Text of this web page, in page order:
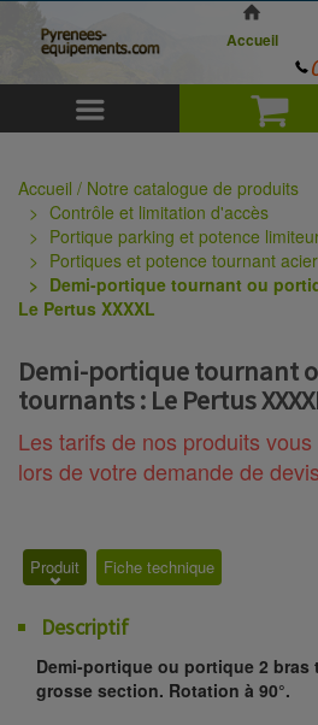
Accueil
Accueil / Notre catalogue de produits
Contrôle et limitation d'accès
Portique parking et potence
Portiques et potence tournant
Demi-portique tournant ou
Le Pertus XXXXL
Demi-portique tournant
tournants : Le Pertus
Les tarifs de nos produits
lors de votre demande de
Produit Fiche technique
Descriptif
Demi-portique ou portique 2 bras
grosse section. Rotation à 90°.